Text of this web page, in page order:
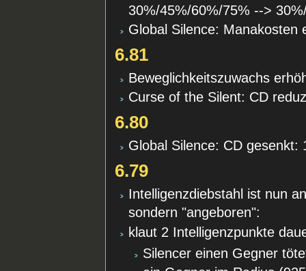
30%/45%/60%/75% -->
Global Silence:
6.81
Beweglichkeitszuwachs
Curse of the Silent: CD
6.80
Global Silence: CD gesenkt:
6.79
Intelligenzdiebstahl ist nun
sondern "angeboren":
klaut 2 Intelligenzpunkte
Silencer einen Gegner